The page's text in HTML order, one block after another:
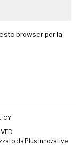
browser per la
da Plus Innovative